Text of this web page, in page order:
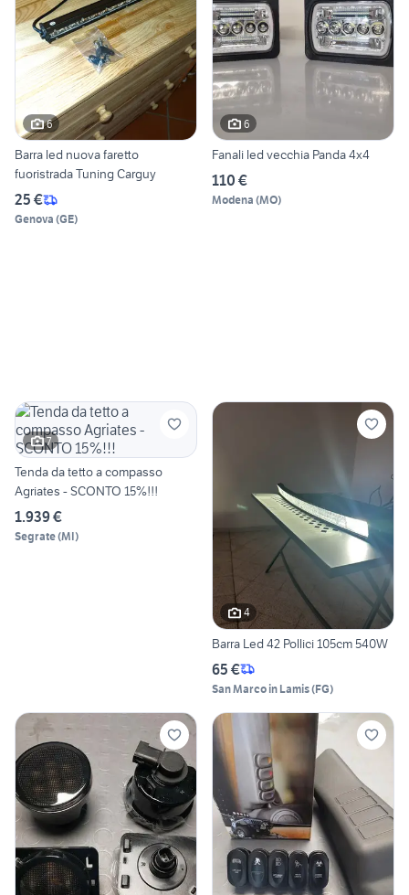
6
Barra led nuova faretto
fuoristrada Tuning Carguy
25 €
Genova (GE)
6
Fanali led vecchia Panda 4x4
110 €
Modena (MO)
7
Tenda da tetto a compasso
Agriates - SCONTO 15%!!!
1.939 €
Segrate(MI)
4
Barra Led 42 Pollici 105cm 540W
65 €
San Marco in Lamis(FG)